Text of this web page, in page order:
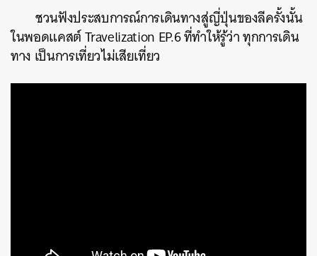
ชวนฟังประสบการณ์การเดินทางสู่ญี่ปุ่นของลีครั้งนั้น
ในพอดแคสต์ Travelization EP.6 ที่ทำให้รู้ว่า ทุกการเดิน
ทาง เป็นการเที่ยวไม่เสียเที่ยว